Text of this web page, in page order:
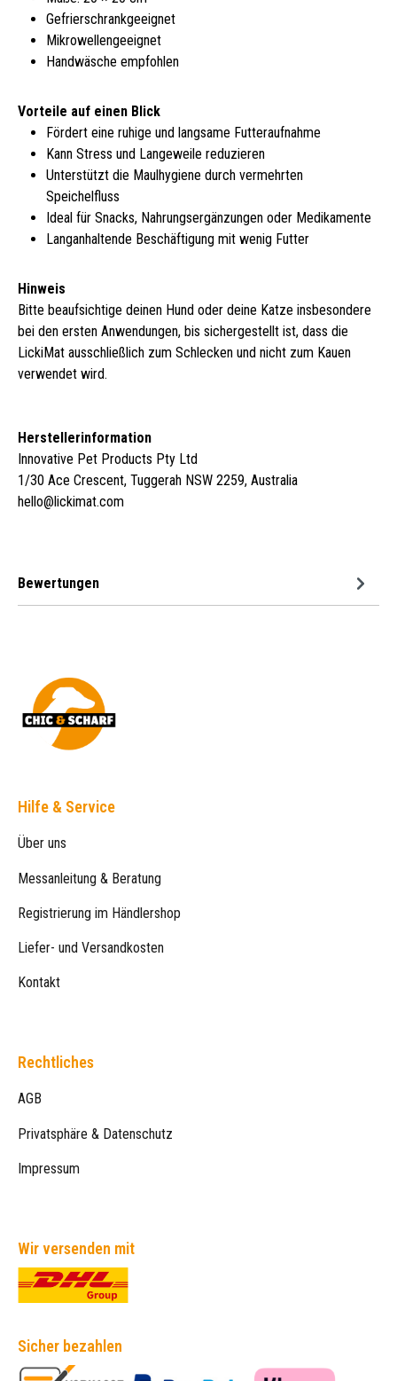
Gefrierschrankgeeignet
Mikrowellengeeignet
Handwäsche empfohlen
Vorteile auf einen Blick
Fördert eine ruhige und langsame Futteraufnahme
Kann Stress und Langeweile reduzieren
Unterstützt die Maulhygiene durch vermehrten
Speichelfluss
Ideal für Snacks, Nahrungsergänzungen oder Medikamente
Langanhaltende Beschäftigung mit wenig Futter
Hinweis
Bitte beaufsichtige deinen Hund oder deine Katze insbesondere
bei den ersten Anwendungen, bis sichergestellt ist, dass die
LickiMat ausschließlich zum Schlecken und nicht zum Kauen
verwendet wird.
Herstellerinformation
Innovative Pet Products Pty Ltd
1/30 Ace Crescent, Tuggerah NSW 2259, Australia
hello@lickimat.com
Bewertungen
Hilfe & Service
Über uns
Messanleitung & Beratung
Registrierung im Händlershop
Liefer- und Versandkosten
Kontakt
Rechtliches
AGB
Privatsphäre & Datenschutz
Impressum
Wir versenden mit
Sicher bezahlen